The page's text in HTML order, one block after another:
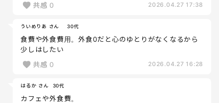
共感 0 2026.04.27 17:38
ういめりあ さん 30代
食費や外食費用。外食0だと心のゆとりがなくなるから
少しはしたい
共感 0 2026.04.27 16:28
はるか さん 30代
カフェや外食費。